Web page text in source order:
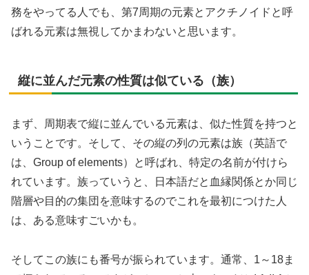
務をやってる人でも、第7周期の元素とアクチノイドと呼
ばれる元素は無視してかまわないと思います。
縦に並んだ元素の性質は似ている（族）
まず、周期表で縦に並んでいる元素は、似た性質を持つと
いうことです。そして、その縦の列の元素は族（英語で
は、Group of elements）と呼ばれ、特定の名前が付けら
れています。族っていうと、日本語だと血縁関係とか同じ
階層や目的の集団を意味するのでこれを最初につけた人
は、ある意味すごいかも。
そしてこの族にも番号が振られています。通常、1～18ま